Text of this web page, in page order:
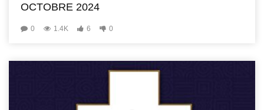
OCTOBRE 2024
0 1.4K 6 0